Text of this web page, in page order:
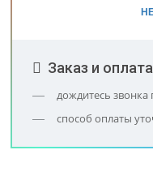
Заказ и оплата
дождитесь звонка
способ оплаты